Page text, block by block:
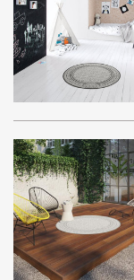
STYLES POUR TOUS
Rayures fraîches,
l'outdoor se décore
esthétiques
ambiances
style de vie.
jouer les continuités
Style outdoor,
dehors comme